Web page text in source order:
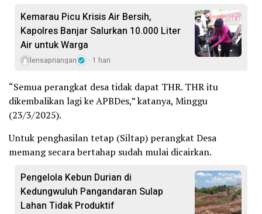
Kemarau Picu Krisis Air Bersih,
Kapolres Banjar Salurkan 10.000 Liter
Air untuk Warga
lensapriangan 1 hari
“Semua perangkat desa tidak dapat THR. THR itu
dikembalikan lagi ke APBDes,” katanya, Minggu
(23/3/2025).
Untuk penghasilan tetap (Siltap) perangkat Desa
memang secara bertahap sudah mulai dicairkan.
Pengelola Kebun Durian di
Kedungwuluh Pangandaran Sulap
Lahan Tidak Produktif ‎